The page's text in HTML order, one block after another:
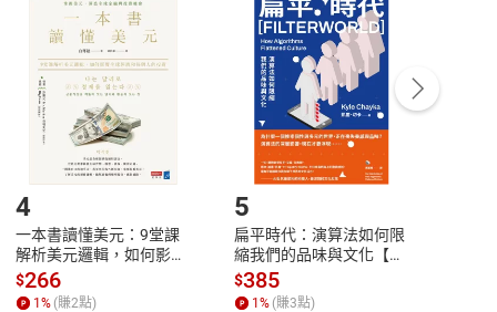
點選「瀏覽訂單明細」 「申請取消訂單/退
貨。
付款方式
Payment
完成訂單
Complete
號，下載書籍後看書
4
一本書讀懂美元：9堂課
解析美元邏輯，如何影響
全球經濟和每個人的投資
【電子書】
$266
1% (賺2點)
5
扁平時代：演算法如何限
縮我們的品味與文化【電
子書】
$385
1% (賺3點)